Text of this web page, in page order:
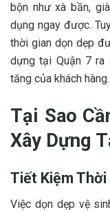
bộn như xà bần,
dụng ngay được.
thời gian dọn dẹp
dựng tại Quận 7 ra
tăng của khách hàng.
Tại Sao
Xây Dựng
Tiết Kiệm Thời
Việc dọn dẹp vệ